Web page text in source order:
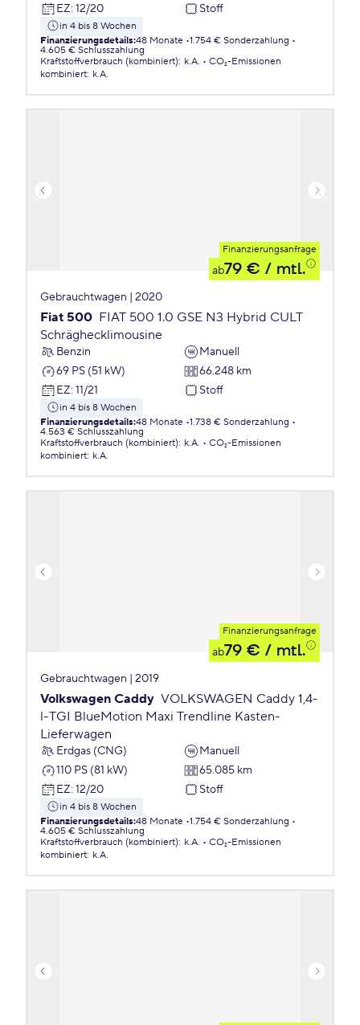
EZ: 12/20 Stoff
in 4 bis 8 Wochen
Finanzierungsdetails:48 Monate 1.754 € Sonderzahlung
4.605 € Schlusszahlung
Kraftstoffverbrauch (kombiniert): k.A.
CO₂-Emissionen
kombiniert: k.A.
Finanzierungsanfrage
ab79 € / mtl.
Gebrauchtwagen | 2020
Fiat 500 FIAT 500 1.0 GSE N3 Hybrid CULT
Schräghecklimousine
Benzin
Manuell
69 PS (51 kW)
66.248 km
EZ: 11/21 Stoff
in 4 bis 8 Wochen
Finanzierungsdetails:48 Monate 1.738 € Sonderzahlung
4.563 € Schlusszahlung
Kraftstoffverbrauch (kombiniert): k.A.
CO₂-Emissionen
kombiniert: k.A.
Finanzierungsanfrage
ab79 € / mtl.
Gebrauchtwagen | 2019
Volkswagen Caddy VOLKSWAGEN Caddy 1,4-
l-TGI BlueMotion Maxi Trendline Kasten-
Lieferwagen
Erdgas (CNG)
Manuell
110 PS (81 kW)
65.085 km
EZ: 12/20 Stoff
in 4 bis 8 Wochen
Finanzierungsdetails:48 Monate 1.754 € Sonderzahlung
4.605 € Schlusszahlung
Kraftstoffverbrauch (kombiniert): k.A.
CO₂-Emissionen
kombiniert: k.A.